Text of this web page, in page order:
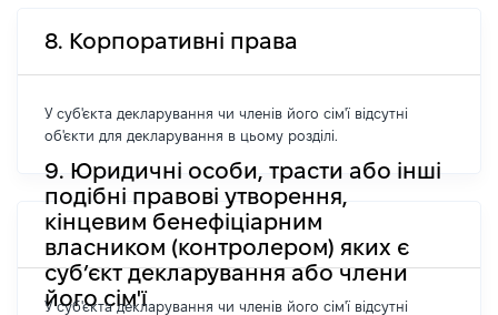
8. Корпоративні права
У суб'єкта декларування чи членів його сім'ї відсутні
об'єкти для декларування в цьому розділі.
9. Юридичні особи, трасти або інші
подібні правові утворення,
кінцевим бенефіціарним
власником (контролером) яких є
суб’єкт декларування або члени
його сім'ї
У суб'єкта декларування чи членів його сім'ї відсутні